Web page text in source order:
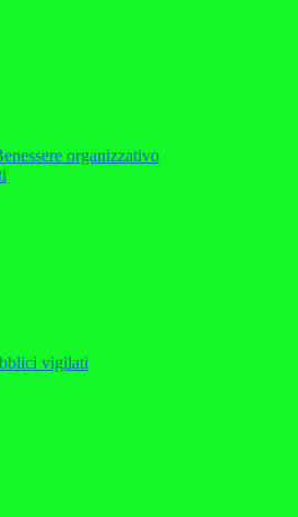
organizzativo
vigilati